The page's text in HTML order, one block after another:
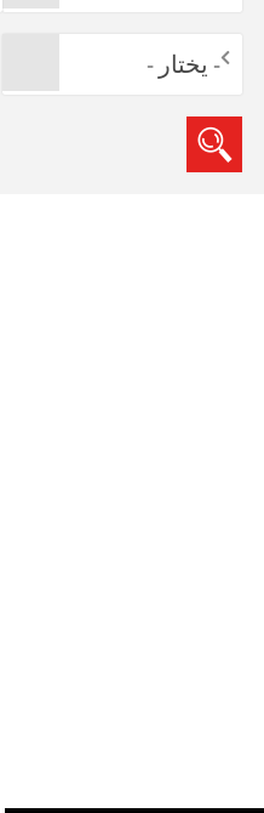
- يختار -